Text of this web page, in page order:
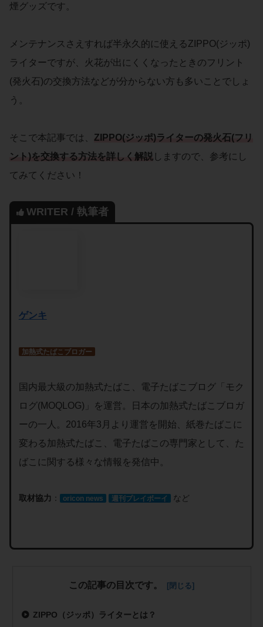
煙グッズです。
メンテナンスさえすれば半永久的に使えるZIPPO(ジッポ)
ライターですが、火花が出にくくなったときのフリント
(発火石)の交換方法などが分からない方も多いことでしょ
う。
そこで本記事では、 ZIPPO(ジッポ)ライターの発火石(フリ
ント)を交換する方法を詳しく解説 しますので、参考にし
てみてください！
WRITER / 執筆者
ゲンキ
加熱式たばこブロガー
国内最大級の加熱式たばこ、電子たばこブログ「モク
ログ(MOQLOG)」を運営。日本の加熱式たばこブロガ
ーの一人。2016年3月より運営を開始、紙巻たばこに
変わる加熱式たばこ、電子たばこの専門家として、た
ばこに関する様々な情報を発信中。
取材協力 ： oricon news 週刊プレイボーイ など
この記事の目次です。
ZIPPO（ジッポ）ライターとは？